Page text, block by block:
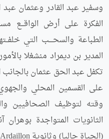
وسفير عبد القادر وعثمان
الفكرة على أرض الواقـــع
المدير بن ديمراد منشغلا
تكفل عبد الحق عثمان
على القسمين المحلي
وقته لتوظيف الصحافيين